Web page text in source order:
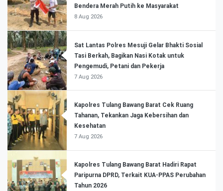
Bendera Merah Putih ke Masyarakat
8 Aug 2026
Sat Lantas Polres Mesuji Gelar Bhakti Sosial
Tasi Berkah, Bagikan Nasi Kotak untuk
Pengemudi, Petani dan Pekerja
7 Aug 2026
Kapolres Tulang Bawang Barat Cek Ruang
Tahanan, Tekankan Jaga Kebersihan dan
Kesehatan
7 Aug 2026
Kapolres Tulang Bawang Barat Hadiri Rapat
Paripurna DPRD, Terkait KUA-PPAS Perubahan
Tahun 2026